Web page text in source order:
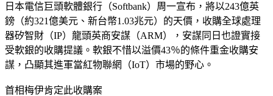
日本電信巨頭軟體銀行（Softbank）周一宣布，將以243億英
鎊（約321億美元、新台幣1.03兆元）的天價，收購全球處理
器矽智財（IP）龍頭英商安謀（ARM），安謀同日也證實接
受軟銀的收購提議。軟銀不惜以溢價43％的條件重金收購安
謀，凸顯其進軍當紅物聯網（IoT）市場的野心。
首相梅伊肯定此收購案